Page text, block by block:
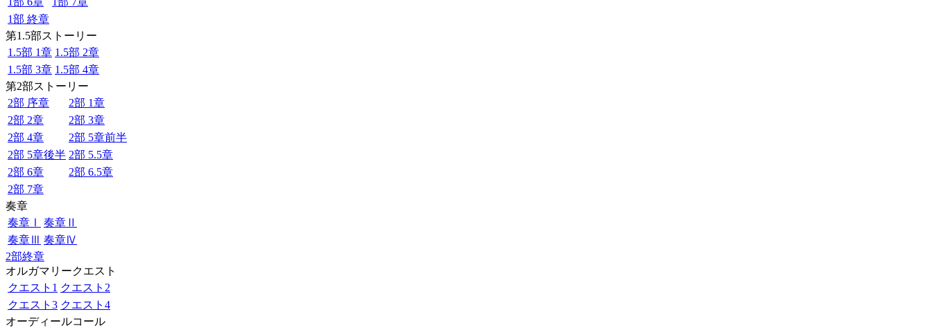
1部 終章
第1.5部ストーリー
1.5部 1章 1.5部 2章
1.5部 3章 1.5部 4章
第2部ストーリー
2部 序章
2部 1章
2部 2章
2部 3章
2部 4章
2部 5章前半
2部 5章後半 2部 5.5章
2部 6章
2部 6.5章
2部 7章
奏章
奏章Ⅰ
奏章Ⅱ
奏章Ⅲ 奏章Ⅳ
2部終章
オルガマリークエスト
クエスト1 クエスト2
クエスト3 クエスト4
オーディールコール